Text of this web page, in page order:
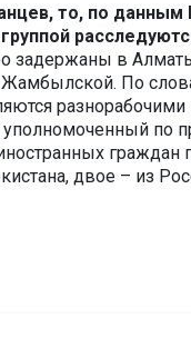
то, по данным
задержаны в
Жамбылской. По
уполномоченный по
граждан
двое – из